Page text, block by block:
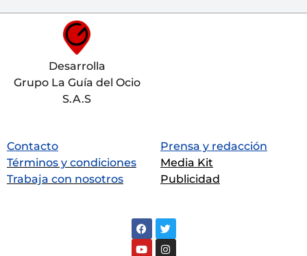
Desarrolla
Grupo La Guía del Ocio
S.A.S
Contacto
Términos y condiciones
Trabaja con nosotros
Prensa y redacción
Media Kit
Publicidad